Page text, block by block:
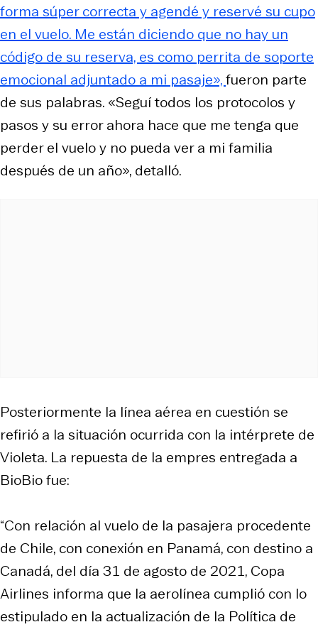
forma súper correcta y agendé y reservé su cupo
en el vuelo. Me están diciendo que no hay un
código de su reserva, es como perrita de soporte
emocional adjuntado a mi pasaje»,fueron parte
de sus palabras. «Seguí todos los protocolos y
pasos y su error ahora hace que me tenga que
perder el vuelo y no pueda ver a mi familia
después de un año», detalló.
Posteriormente la línea aérea en cuestión se
refirió a la situación ocurrida con la intérprete de
Violeta. La repuesta de la empres entregada a
BioBio fue:
“Con relación al vuelo de la pasajera procedente
de Chile, con conexión en Panamá, con destino a
Canadá, del día 31 de agosto de 2021, Copa
Airlines informa que la aerolínea cumplió con lo
estipulado en la actualización de la Política de